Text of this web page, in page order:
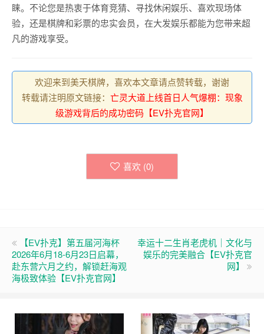
睐。不论您是热衷于体育竞猜、寻找休闲娱乐、喜欢现场体
验，还是棋牌和彩票的忠实会员，在大发娱乐都能为您带来超
凡的游戏享受。
欢迎来到美天棋牌，喜欢本文章请点赞转载，谢谢
转载请注明原文链接： 亡灵大道上线首日人气爆棚：现象
级游戏背后的成功密码【EV扑克官网】
喜欢 (0)
【EV扑克】第五届河海杯
2026年6月18-6月23日启幕，
赴东营六月之约，解锁赶海观
海极致体验【EV扑克官网】
幸运十二生肖老虎机｜文化与
娱乐的完美融合【EV扑克官
网】